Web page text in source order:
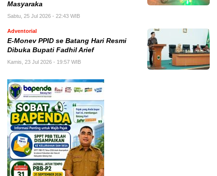
Masyaraka
Sabtu, 25 Jul 2026 - 22:43 WIB
Adventorial
E-Monev PPID se Batang Hari Resmi
Dibuka Bupati Fadhil Arief
Kamis, 23 Jul 2026 - 19:57 WIB